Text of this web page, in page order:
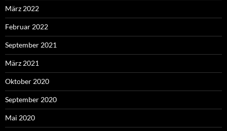
März 2022
Februar 2022
September 2021
März 2021
Oktober 2020
September 2020
Mai 2020